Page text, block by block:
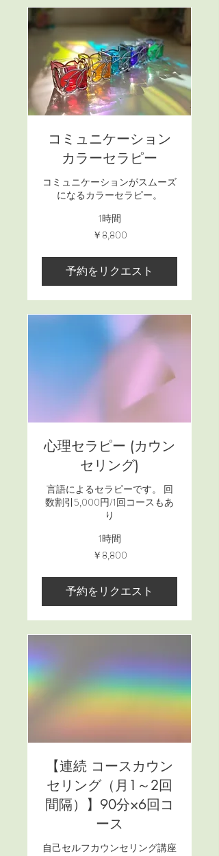
コミュニケーション
カラーセラピー
コミュニケーションがスムーズ
になるカラーセラピー。
1時間
￥8,800
予約をリクエスト
心理セラピー (カウン
セリング)
言語によるセラピーです。 回
数割引5,000円/1回コースもあ
り
1時間
￥8,800
予約をリクエスト
【連続 コースカウン
セリング（月1～2回
間隔）】90分×6回コ
ース
自己セルフカウンセリング講座